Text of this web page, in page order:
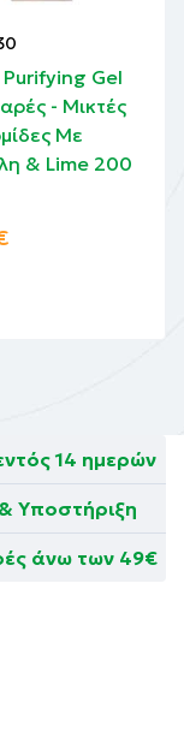
Gel
- Μικτές
Με
& Lime 200
14 ημερών
Υποστήριξη
άνω των 49€